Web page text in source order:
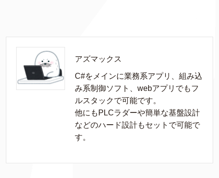
アズマックス
C#をメインに業務系アプリ、組み込
み系制御ソフト、webアプリでもフ
ルスタックで可能です。
他にもPLCラダーや簡単な基盤設計
などのハード設計もセットで可能で
す。